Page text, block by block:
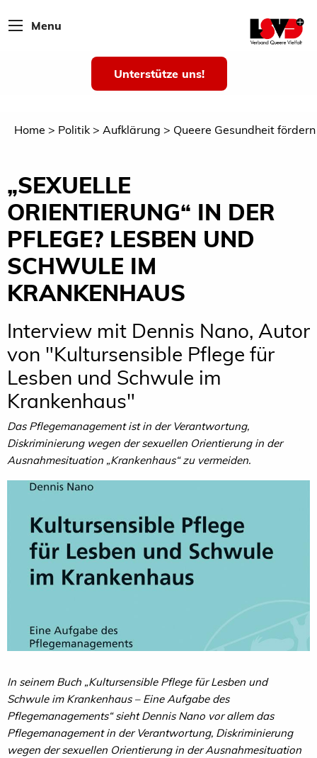
Menu
Unterstütze uns!
Home Politik Aufklärung Queere Gesundheit fördern
„SEXUELLE
ORIENTIERUNG“ IN DER
PFLEGE? LESBEN UND
SCHWULE IM
KRANKENHAUS
Interview mit Dennis Nano, Autor
von "Kultursensible Pflege für
Lesben und Schwule im
Krankenhaus"
Das Pflegemanagement ist in der Verantwortung,
Diskriminierung wegen der sexuellen Orientierung in der
Ausnahmesituation „Krankenhaus“ zu vermeiden.
In seinem Buch „Kultursensible Pflege für Lesben und
Schwule im Krankenhaus – Eine Aufgabe des
Pflegemanagements“ sieht Dennis Nano vor allem das
Pflegemanagement in der Verantwortung, Diskriminierung
wegen der sexuellen Orientierung in der Ausnahmesituation